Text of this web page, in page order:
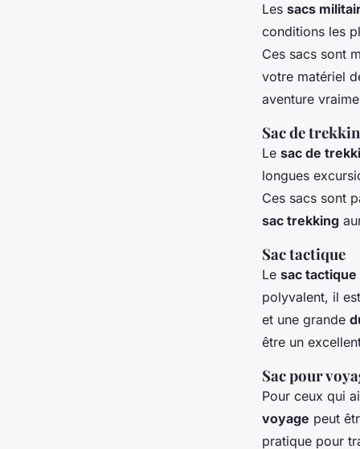
Les sacs
conditions les
Ces sacs sont
votre matériel
aventure
Sac de
Le sac de
longues
Ces sacs sont
sac trekking
Sac tactique
Le sac tactique
polyvalent, il
et une grande
être un
Sac pour
Pour ceux qui
voyage peut
pratique pour